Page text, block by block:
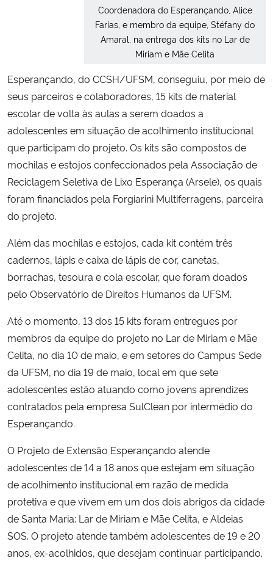
Coordenadora do Esperançando, Alice
Farias, e membro da equipe, Stéfany do
Amaral, na entrega dos kits no Lar de
Miriam e Mãe Celita
Esperançando, do CCSH/UFSM, conseguiu, por meio de
seus parceiros e colaboradores, 15 kits de material
escolar de volta às aulas a serem doados a
adolescentes em situação de acolhimento institucional
que participam do projeto. Os kits são compostos de
mochilas e estojos confeccionados pela Associação de
Reciclagem Seletiva de Lixo Esperança (Arsele), os quais
foram financiados pela Forgiarini Multiferragens, parceira
do projeto.
Além das mochilas e estojos, cada kit contém três
cadernos, lápis e caixa de lápis de cor, canetas,
borrachas, tesoura e cola escolar, que foram doados
pelo Observatório de Direitos Humanos da UFSM.
Até o momento, 13 dos 15 kits foram entregues por
membros da equipe do projeto no Lar de Miriam e Mãe
Celita, no dia 10 de maio, e em setores do Campus Sede
da UFSM, no dia 19 de maio, local em que sete
adolescentes estão atuando como jovens aprendizes
contratados pela empresa SulClean por intermédio do
Esperançando.
O Projeto de Extensão Esperançando atende
adolescentes de 14 a 18 anos que estejam em situação
de acolhimento institucional em razão de medida
protetiva e que vivem em um dos dois abrigos da cidade
de Santa Maria: Lar de Miriam e Mãe Celita, e Aldeias
SOS. O projeto atende também adolescentes de 19 e 20
anos, ex-acolhidos, que desejam continuar participando.